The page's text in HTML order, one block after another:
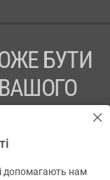
БУТИ
допомагають нам